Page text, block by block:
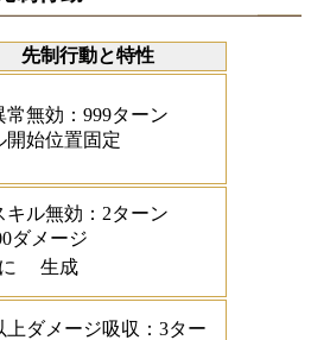
先制行動と特性
常無効：999ターン
開始位置固定
キル無効：2ターン
ダメージ
生成
上ダメージ吸収：3ター